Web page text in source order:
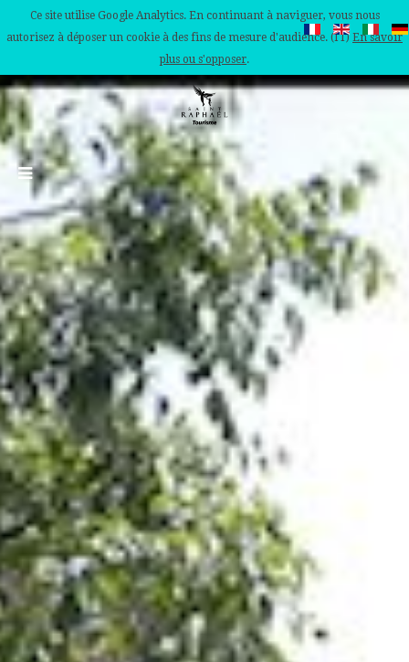
Ce site utilise Google Analytics. En continuant à naviguer, vous nous
autorisez à déposer un cookie à des fins de mesure d'audience. (IT) En savoir
plus ou s'opposer.